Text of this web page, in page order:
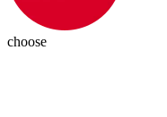
choose